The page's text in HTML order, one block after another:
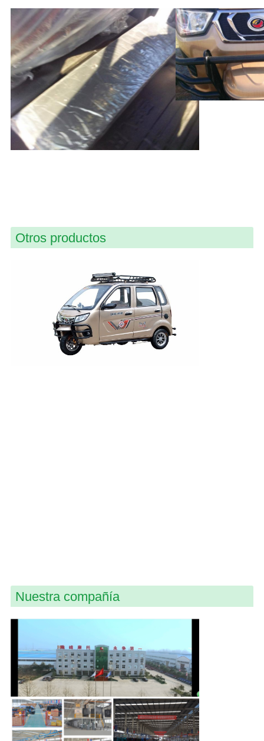
Otros productos
Nuestra compañía